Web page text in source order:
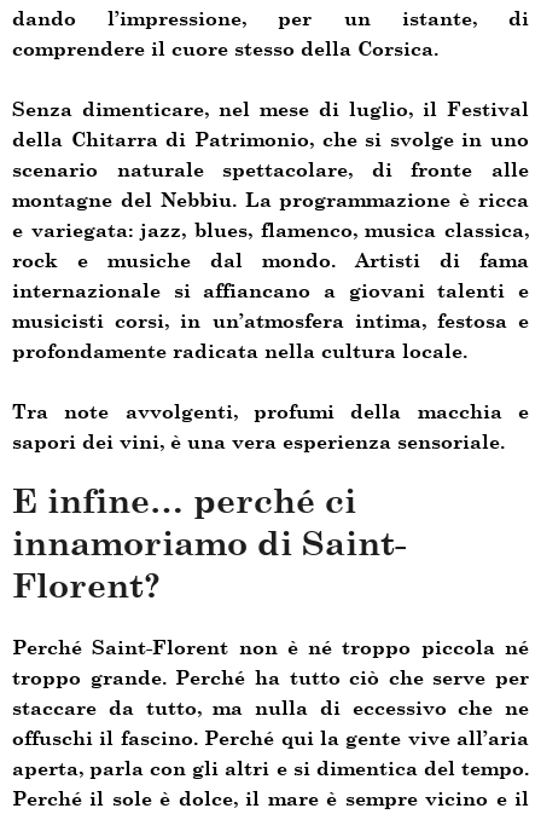
dando l’impressione, per un istante, di
comprendere il cuore stesso della Corsica.
Senza dimenticare, nel mese di luglio, il Festival
della Chitarra di Patrimonio, che si svolge in uno
scenario naturale spettacolare, di fronte alle
montagne del Nebbiu. La programmazione è ricca
e variegata: jazz, blues, flamenco, musica classica,
rock e musiche dal mondo. Artisti di fama
internazionale si affiancano a giovani talenti e
musicisti corsi, in un’atmosfera intima, festosa e
profondamente radicata nella cultura locale.
Tra note avvolgenti, profumi della macchia e
sapori dei vini, è una vera esperienza sensoriale.
E infine… perché ci
innamoriamo di Saint-
Florent?
Perché Saint-Florent non è né troppo piccola né
troppo grande. Perché ha tutto ciò che serve per
staccare da tutto, ma nulla di eccessivo che ne
offuschi il fascino. Perché qui la gente vive all’aria
aperta, parla con gli altri e si dimentica del tempo.
Perché il sole è dolce, il mare è sempre vicino e il